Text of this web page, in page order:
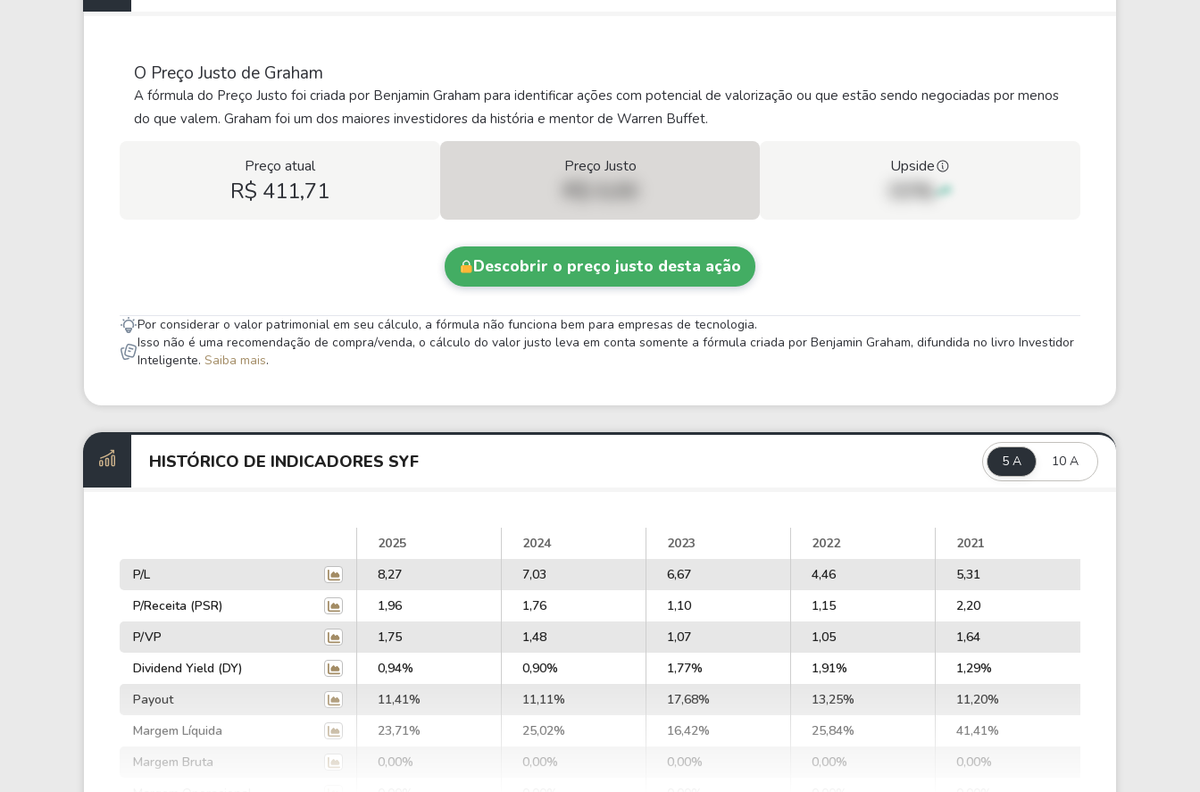
O Preço Justo de Graham
A fórmula do Preço Justo foi criada por Benjamin Graham para identificar ações com potencial de valorização ou que estão sendo negociadas por menos
do que valem. Graham foi um dos maiores investidores da história e mentor de Warren Buffet.
Preço atual
R$ 411,71
Preço Justo Upside
00%
Descobrir o preço justo desta ação
Por considerar o valor patrimonial em seu cálculo, a fórmula não funciona bem para empresas de tecnologia.
Isso não é uma recomendação de compra/venda, o cálculo do valor justo leva em conta somente a fórmula criada por Benjamin Graham, difundida no livro Investidor
Inteligente. Saiba mais.
HISTÓRICO DE INDICADORES SYF 5 A 10 A
2025 2024 2023 2022
2021
P/L
8,27 7,03 6,67 4,46
5,31
P/Receita (PSR)
1,96 1,76 1,10 1,15
2,20
P/VP
1,75 1,48 1,07 1,05
1,64
Dividend Yield (DY)
0,94% 0,90% 1,77% 1,91%
1,29%
Payout
11,41% 11,11% 17,68% 13,25%
11,20%
Margem Líquida
23,71% 25,02% 16,42% 25,84%
41,41%
Margem Bruta
0,00% 0,00% 0,00% 0,00%
0,00%